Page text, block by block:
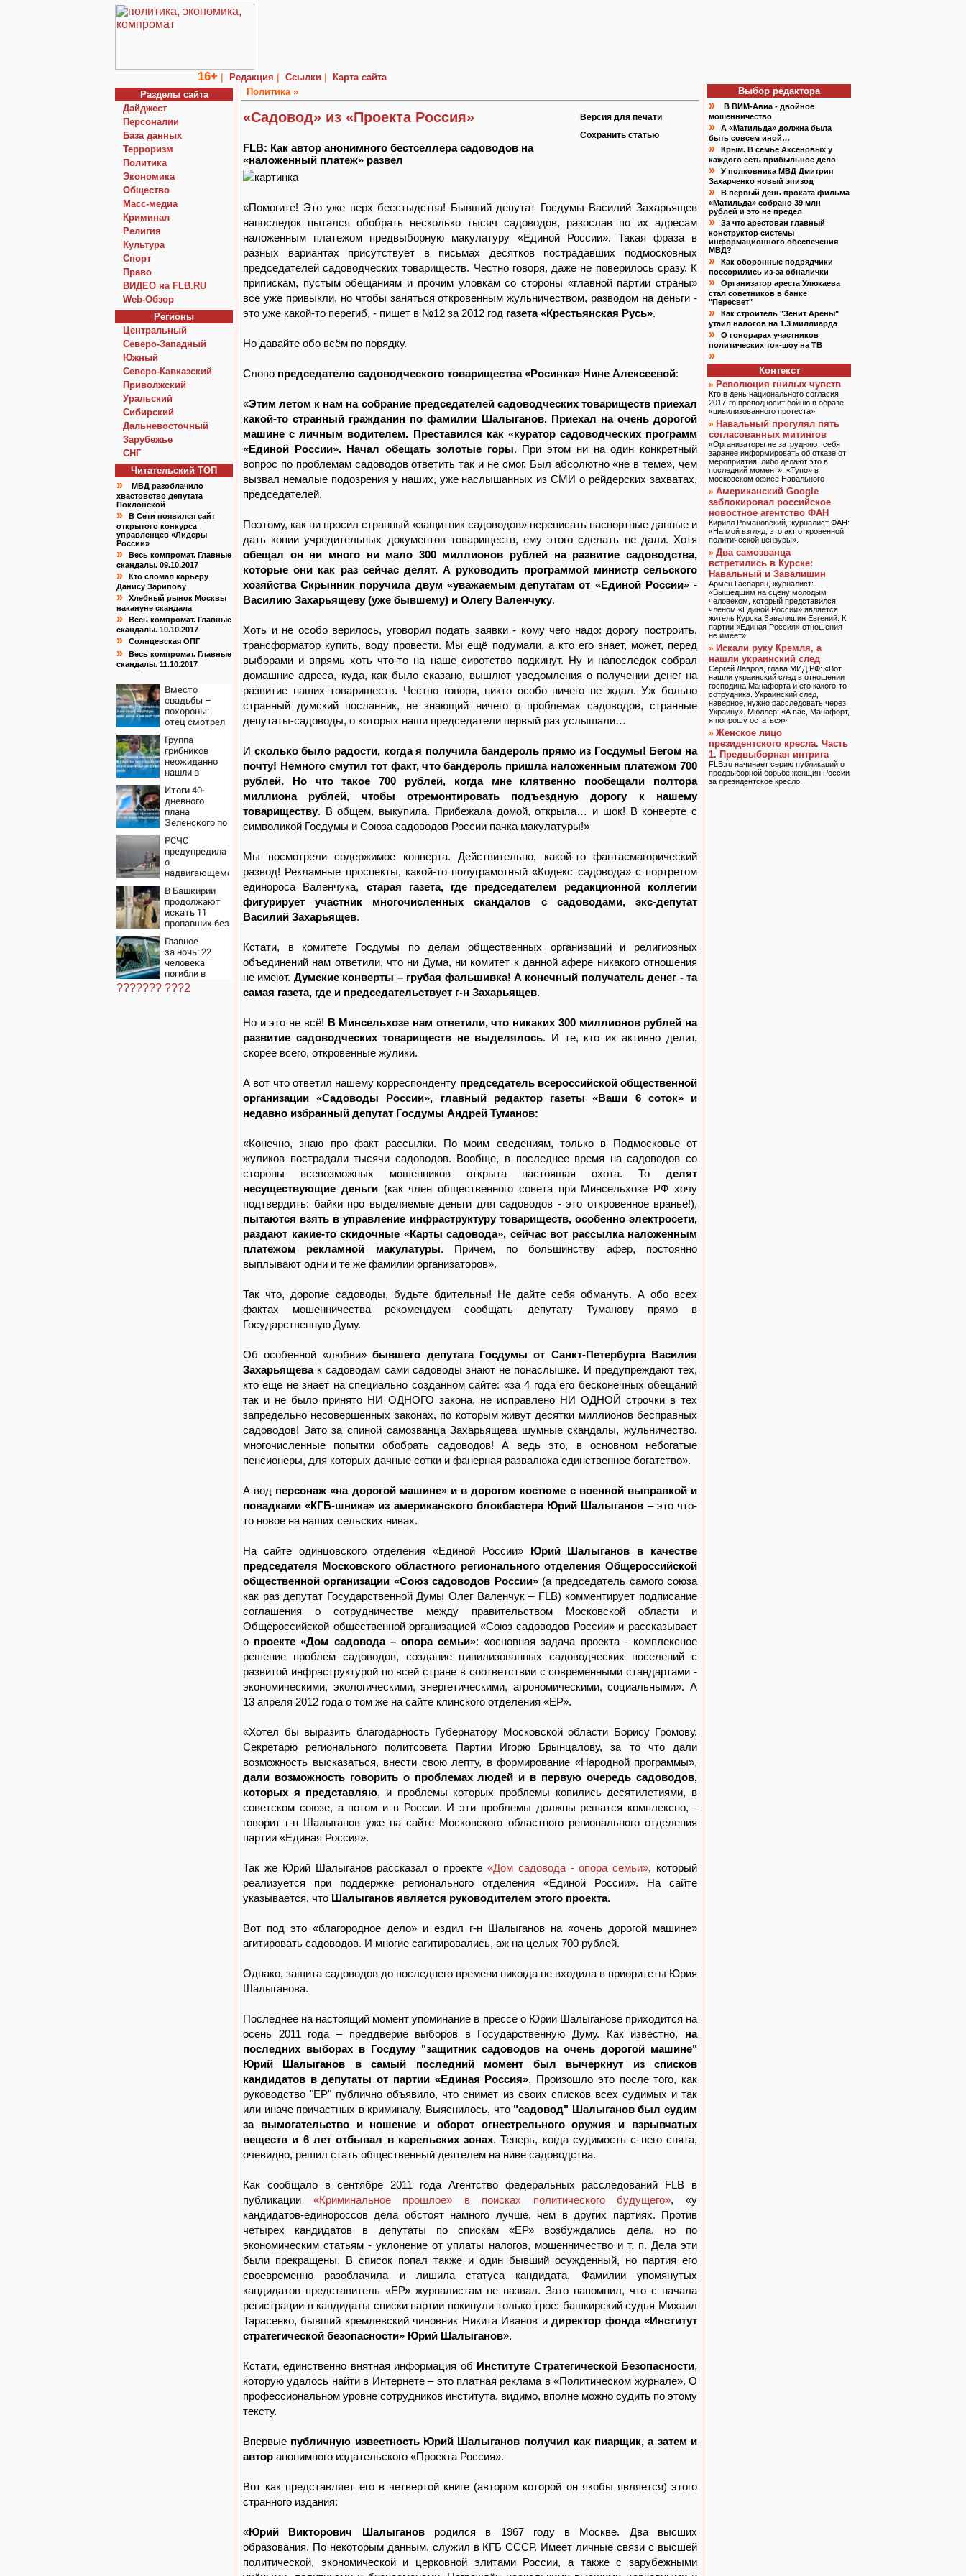
16+ | Редакция | Ссылки |
Карта сайта
Разделы сайта
Дайджест
Персоналии
База данных
Терроризм
Политика
Экономика
Общество
Macc-медиа
Криминал
Религия
Культура
Спорт
Право
ВИДЕО на FLB.RU
Web-Обзор
Регионы
Центральный
Северо-Западный
Южный
Северо-Кавказский
Приволжский
Уральский
Сибирский
Дальневосточный
Зарубежье
СНГ
Читательский TOП
»
МВД разоблачило
хвастовство депутата
Поклонской
»
В Сети появился сайт
открытого конкурса
управленцев «Лидеры
России»
»
Весь компромат. Главные
скандалы. 09.10.2017
»
Кто сломал карьеру
Данису Зарипову
»
Хлебный рынок Москвы
накануне скандала
»
Весь компромат. Главные
скандалы. 10.10.2017
» Солнцевская ОПГ
»
Весь компромат. Главные
скандалы. 11.10.2017
Вместо
свадьбы –
похороны:
отец смотрел
мертвую 16-
летнюю дочь
и не мог
сдержать
слезы
Группа
грибников
неожиданно
нашли в
одинокую
испуганную
маленькую
девочку с
игрушкой
Итоги 40-
дневного
плана
Зеленского по
к миру: как
ответила
Россия,
полный разбор
провала
операции
Украины от
военкора Коца
РСЧС
предупредила
о
надвигающемся
Волгоградскую
область
шторме
В Башкирии
продолжают
искать 11
пропавших без
Главное
за ночь: 22
человека
погибли в
страшном
ДТП, а
??????? ???2
Политика »
«Садовод» из «Проекта Россия»
FLB: Как автор анонимного бестселлера садоводов на
«наложенный платеж» развел
Версия для печати
Сохранить статью
«Помогите! Это уже верх бесстыдства! Бывший депутат Госдумы Василий Захарьящев
напоследок пытался обобрать несколько тысяч садоводов, разослав по их адресам
наложенным платежом предвыборную макулатуру «Единой России». Такая фраза в
разных вариантах присутствует в письмах десятков пострадавших подмосковных
председателей садоводческих товариществ. Честно говоря, даже не поверилось сразу. К
припискам, пустым обещаниям и прочим уловкам со стороны «главной партии страны»
все уже привыкли, но чтобы заняться откровенным жульничеством, разводом на деньги -
это уже какой-то перегиб, - пишет в №12 за 2012 год газета «Крестьянская Русь».
Но давайте обо всём по порядку.
Слово председателю садоводческого товарищества «Росинка» Нине Алексеевой:
«Этим летом к нам на собрание председателей садоводческих товариществ приехал
какой-то странный гражданин по фамилии Шалыганов. Приехал на очень дорогой
машине с личным водителем. Преставился как «куратор садоводческих программ
«Единой России». Начал обещать золотые горы. При этом ни на один конкретный
вопрос по проблемам садоводов ответить так и не смог. Был абсолютно «не в теме», чем
вызвал немалые подозрения у наших, уже наслышанных из СМИ о рейдерских захватах,
председателей.
Поэтому, как ни просил странный «защитник садоводов» переписать паспортные данные и
дать копии учредительных документов товариществ, ему этого сделать не дали. Хотя
обещал он ни много ни мало 300 миллионов рублей на развитие садоводства,
которые они как раз сейчас делят. А руководить программой министр сельского
хозяйства Скрынник поручила двум «уважаемым депутатам от «Единой России» -
Василию Захарьящеву (уже бывшему) и Олегу Валенчуку.
Хоть и не особо верилось, уговорил подать заявки - кому чего надо: дорогу построить,
трансформатор купить, воду провести. Мы ещё подумали, а кто его знает, может, перед
выборами и впрямь хоть что-то на наше сиротство подкинут. Ну и напоследок собрал
домашние адреса, куда, как было сказано, вышлют уведомления о получении денег на
развитие наших товариществ. Честно говоря, никто особо ничего не ждал. Уж больно
странный думский посланник, не знающий ничего о проблемах садоводов, странные
депутаты-садоводы, о которых наши председатели первый раз услышали…
И сколько было радости, когда я получила бандероль прямо из Госдумы! Бегом на
почту! Немного смутил тот факт, что бандероль пришла наложенным платежом 700
рублей. Но что такое 700 рублей, когда мне клятвенно пообещали полтора
миллиона рублей, чтобы отремонтировать подъездную дорогу к нашему
товариществу. В общем, выкупила. Прибежала домой, открыла… и шок! В конверте с
символикой Госдумы и Союза садоводов России пачка макулатуры!»
Мы посмотрели содержимое конверта. Действительно, какой-то фантасмагорический
развод! Рекламные проспекты, какой-то полуграмотный «Кодекс садовода» с портретом
единороса Валенчука, старая газета, где председателем редакционной коллегии
фигурирует участник многочисленных скандалов с садоводами, экс-депутат
Василий Захарьящев.
Кстати, в комитете Госдумы по делам общественных организаций и религиозных
объединений нам ответили, что ни Дума, ни комитет к данной афере никакого отношения
не имеют. Думские конверты – грубая фальшивка! А конечный получатель денег - та
самая газета, где и председательствует г-н Захарьящев.
Но и это не всё! В Минсельхозе нам ответили, что никаких 300 миллионов рублей на
развитие садоводческих товариществ не выделялось. И те, кто их активно делит,
скорее всего, откровенные жулики.
А вот что ответил нашему корреспонденту председатель всероссийской общественной
организации «Садоводы России», главный редактор газеты «Ваши 6 соток» и
недавно избранный депутат Госдумы Андрей Туманов:
«Конечно, знаю про факт рассылки. По моим сведениям, только в Подмосковье от
жуликов пострадали тысячи садоводов. Вообще, в последнее время на садоводов со
стороны всевозможных мошенников открыта настоящая охота. То делят
несуществующие деньги(как член общественного совета при Минсельхозе РФ хочу
подтвердить: байки про выделяемые деньги для садоводов - это откровенное вранье!),
пытаются взять в управление инфраструктуру товариществ, особенно электросети,
раздают какие-то скидочные «Карты садовода», сейчас вот рассылка наложенным
платежом рекламной макулатуры. Причем, по большинству афер, постоянно
выплывают одни и те же фамилии организаторов».
Так что, дорогие садоводы, будьте бдительны! Не дайте себя обмануть. А обо всех
фактах мошенничества рекомендуем сообщать депутату Туманову прямо в
Государственную Думу.
Об особенной «любви»бывшего депутата Госдумы от Санкт-Петербурга Василия
Захарьящевак садоводам сами садоводы знают не понаслышке. И предупреждают тех,
кто еще не знает на специально созданном сайте: «за 4 года его бесконечных обещаний
так и не было принято НИ ОДНОГО закона, не исправлено НИ ОДНОЙ строчки в тех
запредельно несовершенных законах, по которым живут десятки миллионов бесправных
садоводов! Зато за спиной самозванца Захарьящева шумные скандалы, жульничество,
многочисленные попытки обобрать садоводов! А ведь это, в основном небогатые
пенсионеры, для которых дачные сотки и фанерная развалюха единственное богатство».
А вод персонаж «на дорогой машине» и в дорогом костюме с военной выправкой и
повадками «КГБ-шника» из американского блокбастера Юрий Шалыганов – это что-
то новое на наших сельских нивах.
На сайте одинцовского отделения «Единой России» Юрий Шалыганов в качестве
председателя Московского областного регионального отделения Общероссийской
общественной организации «Союз садоводов России»(а председатель самого союза
как раз депутат Государственной Думы Олег Валенчук – FLB) комментирует подписание
соглашения о сотрудничестве между правительством Московской области и
Общероссийской общественной организацией «Союз садоводов России» и рассказывает
о проекте «Дом садовода – опора семьи»: «основная задача проекта - комплексное
решение проблем садоводов, создание цивилизованных садоводческих поселений с
развитой инфраструктурой по всей стране в соответствии с современными стандартами -
экономическими, экологическими, энергетическими, агрономическими, социальными». А
13 апреля 2012 года о том же на сайте клинского отделения «ЕР».
«Хотел бы выразить благодарность Губернатору Московской области Борису Громову,
Секретарю регионального политсовета Партии Игорю Брынцалову, за то что дали
возможность высказаться, внести свою лепту, в формирование «Народной программы»,
дали возможность говорить о проблемах людей и в первую очередь садоводов,
которых я представляю, и проблемы которых проблемы копились десятилетиями, в
советском союзе, а потом и в России. И эти проблемы должны решатся комплексно, -
говорит г-н Шалыганов уже на сайте Московского областного регионального отделения
партии «Единая Россия».
Так же Юрий Шалыганов рассказал о проекте «Дом садовода - опора семьи», который
реализуется при поддержке регионального отделения «Единой России». На сайте
указывается, что Шалыганов является руководителем этого проекта.
Вот под это «благородное дело» и ездил г-н Шалыганов на «очень дорогой машине»
агитировать садоводов. И многие сагитировались, аж на целых 700 рублей.
Однако, защита садоводов до последнего времени никогда не входила в приоритеты Юрия
Шалыганова.
Последнее на настоящий момент упоминание в прессе о Юрии Шалыганове приходится на
осень 2011 года – преддверие выборов в Государственную Думу. Как известно, на
последних выборах в Госдуму "защитник садоводов на очень дорогой машине"
Юрий Шалыганов в самый последний момент был вычеркнут из списков
кандидатов в депутаты от партии «Единая Россия». Произошло это после того, как
руководство "ЕР" публично объявило, что снимет из своих списков всех судимых и так
или иначе причастных в криминалу. Выяснилось, что "садовод" Шалыганов был судим
за вымогательство и ношение и оборот огнестрельного оружия и взрывчатых
веществ и 6 лет отбывал в карельских зонах. Теперь, когда судимость с него снята,
очевидно, решил стать общественный деятелем на ниве садоводства.
Как сообщало в сентябре 2011 года Агентство федеральных расследований FLB в
публикации «Криминальное прошлое» в поисках политического будущего», «у
кандидатов-единороссов дела обстоят намного лучше, чем в других партиях. Против
четырех кандидатов в депутаты по спискам «ЕР» возбуждались дела, но по
экономическим статьям - уклонение от уплаты налогов, мошенничество и т. п. Дела эти
были прекращены. В список попал также и один бывший осужденный, но партия его
своевременно разоблачила и лишила статуса кандидата. Фамилии упомянутых
кандидатов представитель «ЕР» журналистам не назвал. Зато напомнил, что с начала
регистрации в кандидаты списки партии покинули только трое: башкирский судья Михаил
Тарасенко, бывший кремлевский чиновник Никита Иванов идиректор фонда «Институт
стратегической безопасности» Юрий Шалыганов».
Кстати, единственно внятная информация об Институте Стратегической Безопасности,
которую удалось найти в Интернете – это платная реклама в «Политическом журнале». О
профессиональном уровне сотрудников института, видимо, вполне можно судить по этому
тексту.
Впервые публичную известность Юрий Шалыганов получил как пиарщик, а затем и
автор анонимного издательского «Проекта Россия».
Вот как представляет его в четвертой книге (автором которой он якобы является) этого
странного издания:
«Юрий Викторович Шалыгановродился в 1967 году в Москве. Два высших
образования. По некоторым данным, служил в КГБ СССР. Имеет личные связи с высшей
политической, экономической и церковной элитами России, а также с зарубежными
Выбор редактора
»
В ВИМ-Авиа - двойное
мошенничество
»
А «Матильда» должна была
быть совсем иной…
»
Крым. В семье Аксеновых у
каждого есть прибыльное дело
»
У полковника МВД Дмитрия
Захарченко новый эпизод
»
В первый день проката фильма
«Матильда» собрано 39 млн
рублей и это не предел
»
За что арестован главный
конструктор системы
информационного обеспечения
МВД?
»
Как оборонные подрядчики
поссорились из-за обналички
»
Организатор ареста Улюкаева
стал советников в банке
"Пересвет"
»
Как строитель "Зенит Арены"
утаил налогов на 1.3 миллиарда
»
О гонорарах участников
политических ток-шоу на ТВ
»
Контекст
» Революция гнилых чувств
Кто в день национального согласия
2017-го преподносит бойню в образе
«цивилизованного протеста»
» Навальный прогулял пять
согласованных митингов
«Организаторы не затрудняют себя
заранее информировать об отказе от
мероприятия, либо делают это в
последний момент». «Тупо» в
московском офисе Навального
» Американский Google
заблокировал российское
новостное агентство ФАН
Кирилл Романовский, журналист ФАН:
«На мой взгляд, это акт откровенной
политической цензуры».
» Два самозванца
встретились в Курске:
Навальный и Завалишин
Армен Гаспарян, журналист:
«Вышедшим на сцену молодым
человеком, который представился
членом «Единой России» является
житель Курска Завалишин Евгений. К
партии «Единая Россия» отношения
не имеет».
» Искали руку Кремля, а
нашли украинский след
Сергей Лавров, глава МИД РФ: «Вот,
нашли украинский след в отношении
господина Манафорта и его какого-то
сотрудника. Украинский след,
наверное, нужно расследовать через
Украину». Мюллер: «А вас, Манафорт,
я попрошу остаться»
» Женское лицо
президентского кресла. Часть
1. Предвыборная интрига
FLB.ru начинает серию публикаций о
предвыборной борьбе женщин России
за президентское кресло.